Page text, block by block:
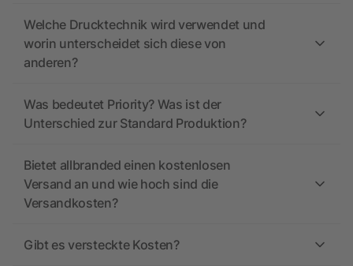
Welche Drucktechnik wird verwendet und
worin unterscheidet sich diese von
anderen?
Was bedeutet Priority? Was ist der
Unterschied zur Standard Produktion?
Bietet allbranded einen kostenlosen
Versand an und wie hoch sind die
Versandkosten?
Gibt es versteckte Kosten?